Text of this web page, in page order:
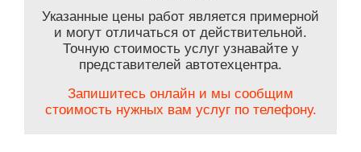
Указанные цены работ является примерной
и могут отличаться от действительной.
Точную стоимость услуг узнавайте у
представителей автотехцентра.
Запишитесь онлайн и мы сообщим
стоимость нужных вам услуг по телефону.